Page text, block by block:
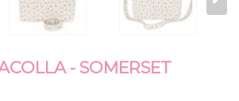
- SOMERSET